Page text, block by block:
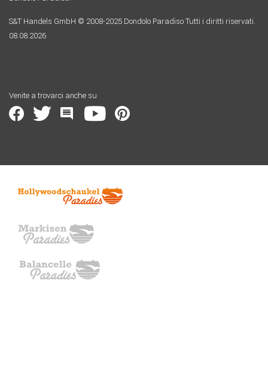
S&T Handels GmbH © 2008-2025 Dondolo Paradiso Tutti i diritti riservati.
08.08.2026
Venite a trovarci anche su